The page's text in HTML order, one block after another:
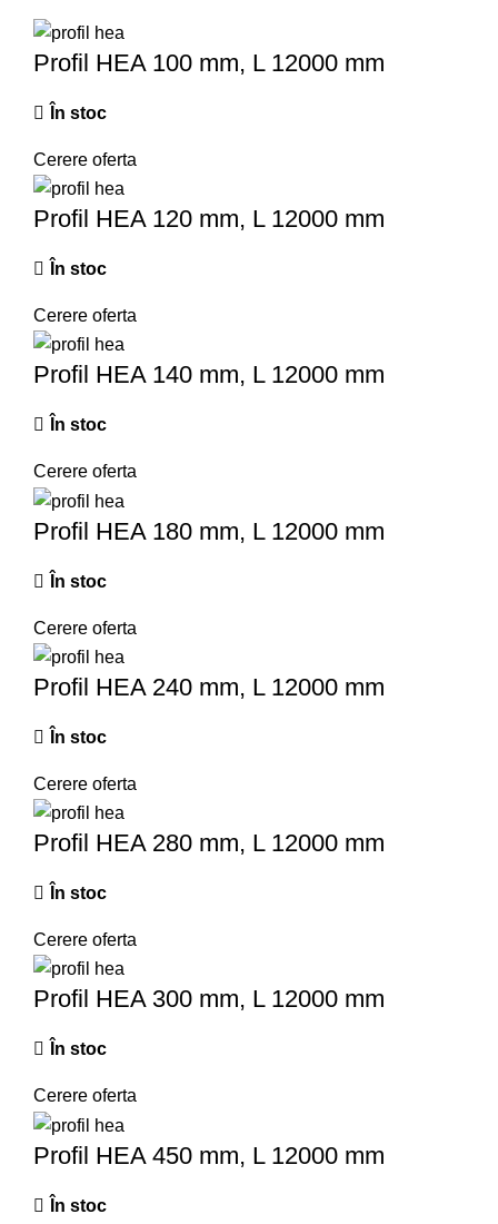
Profil HEA 100 mm, L 12000 mm
În stoc
Cerere oferta
Profil HEA 120 mm, L 12000 mm
În stoc
Cerere oferta
Profil HEA 140 mm, L 12000 mm
În stoc
Cerere oferta
Profil HEA 180 mm, L 12000 mm
În stoc
Cerere oferta
Profil HEA 240 mm, L 12000 mm
În stoc
Cerere oferta
Profil HEA 280 mm, L 12000 mm
În stoc
Cerere oferta
Profil HEA 300 mm, L 12000 mm
În stoc
Cerere oferta
Profil HEA 450 mm, L 12000 mm
În stoc